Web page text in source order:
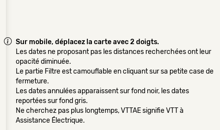
Sur mobile, déplacez la carte avec 2 doigts.
Les dates ne proposant pas les distances recherchées ont leur
opacité diminuée.
Le partie Filtre est camouflable en cliquant sur sa petite case de
fermeture.
Les dates annulées apparaissent sur fond noir, les dates
reportées sur fond gris.
Ne cherchez pas plus longtemps, VTTAE signifie VTT à
Assistance Électrique.